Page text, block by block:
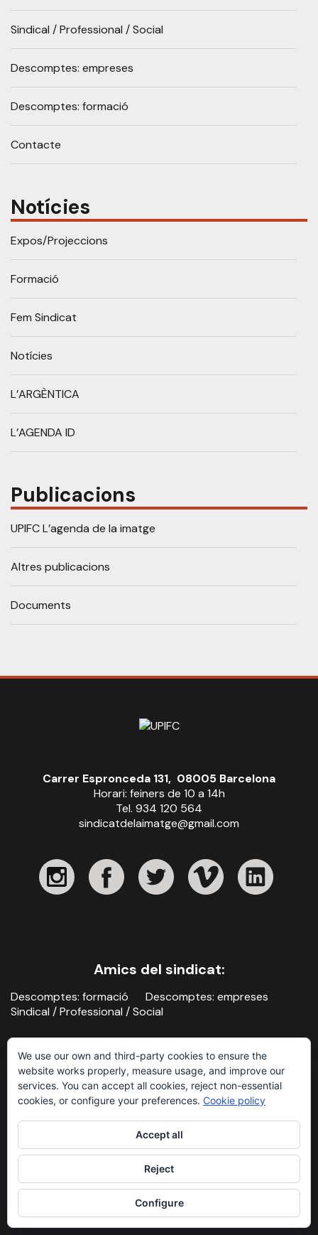
Sindical / Professional / Social
Descomptes: empreses
Descomptes: formació
Contacte
Notícies
Expos/Projeccions
Formació
Fem Sindicat
Notícies
L’ARGÈNTICA
L’AGENDA ID
Publicacions
UPIFC L’agenda de la imatge
Altres publicacions
Documents
Carrer Espronceda 131, 08005 Barcelona
Horari: feiners de 10 a 14h
Tel. 934 120 564
sindicatdelaimatge@gmail.com
Amics del sindicat:
Descomptes: formació
Descomptes: empreses
Sindical / Professional / Social
Contacte Avís legal i política de privacitat
Sindicat de la Imatge, 2026
We use our own and third-party cookies to ensure the
website works properly, measure usage, and improve our
services. You can accept all cookies, reject non-essential
cookies, or configure your preferences. Cookie policy
Accept all
Reject
Configure